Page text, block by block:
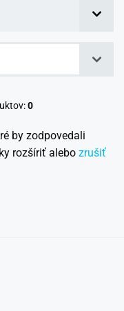
0
by zodpovedali
rozšíriť alebo zrušiť